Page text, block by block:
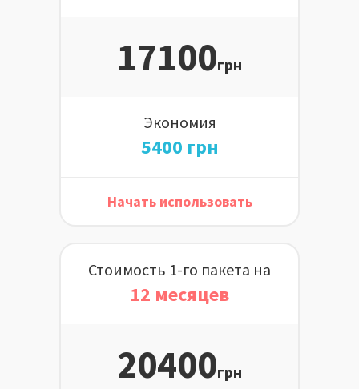
17100грн
Экономия
5400 грн
Начать использовать
Стоимость 1-го пакета на
12 месяцев
20400грн